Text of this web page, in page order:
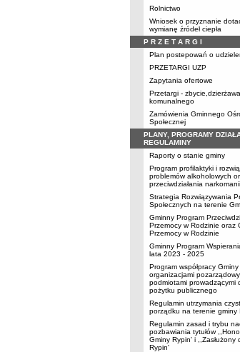
Rolnictwo
Wniosek o przyznanie
wymianę źródeł ciepła
P R Z E T A R G I
Plan postepowań o
PRZETARGI UZP
Zapytania ofertowe
Przetargi -
komunalnego
Zamówienia Gminnego
Społecznej
PLANY, PROGRAMY
REGULAMINY
Raporty o stanie gminy
Program profilaktyki i
problemów alkoholowych
przeciwdziałania narkomanii
Strategia Rozwiązywania
Społecznych na terenie
Gminny Program
Przemocy w Rodzinie oraz
Przemocy w Rodzinie
Gminny Program
lata 2023 - 2025
Program współpracy
organizacjami
podmiotami prowadzącymi
pożytku publicznego
Regulamin utrzymania
porządku na terenie gminy
Regulamin zasad i trybu
pozbawiania tytułów
Gminy Rypin' i ,,Zasłużony
Rypin'